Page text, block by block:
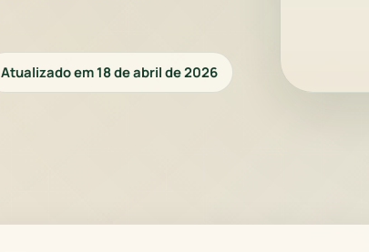
Atualizado em 18 de abril de 2026